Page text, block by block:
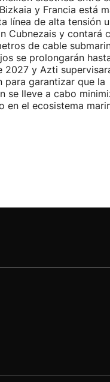
y Francia está
línea de alta tensión
Cubnezais y contará
de cable
se prolongarán
2027 y Azti
para garantizar que la
se lleve a cabo
en el ecosistema